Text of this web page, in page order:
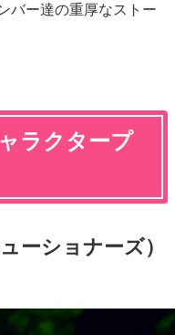
バー達の重厚なストー
ラクタープ
ーショナーズ）